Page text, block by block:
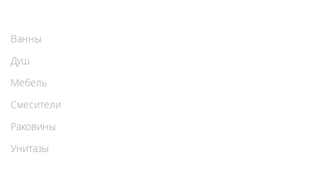
Ванны
Душ
Мебель
Смесители
Раковины
Унитазы